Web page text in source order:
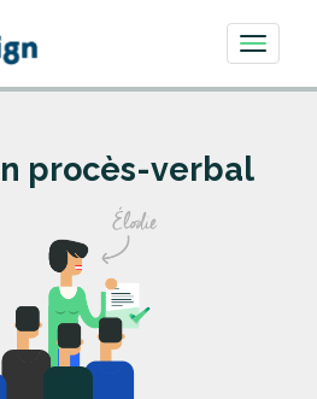
Toggle
procès-verbal